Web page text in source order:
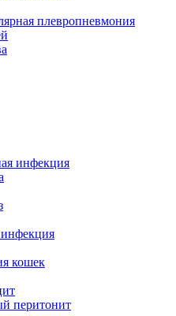
плевропневмония
инфекция
инфекция
кошек
перитонит